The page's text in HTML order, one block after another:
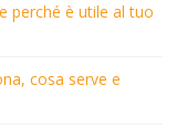
perché è utile al tuo
cosa serve e